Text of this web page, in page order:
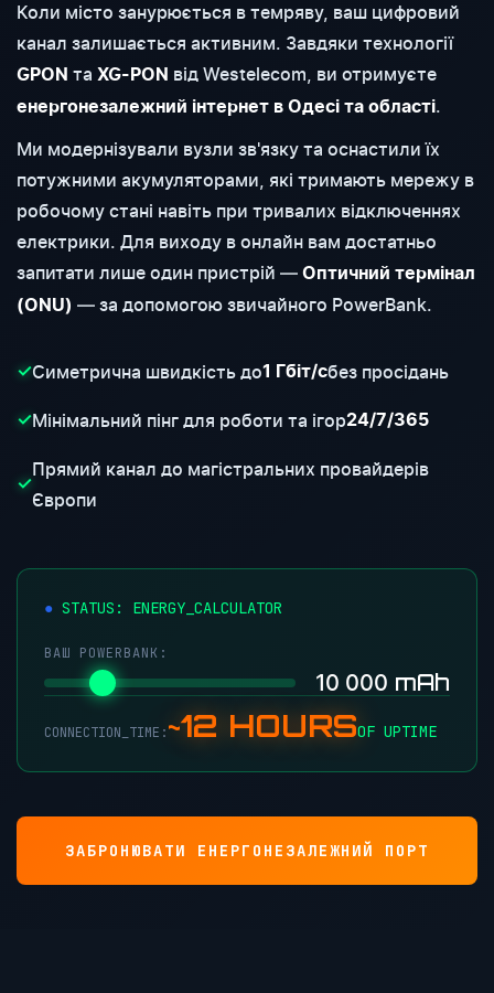
Коли місто занурюється в темряву, ваш цифровий
канал залишається активним. Завдяки технології
GPON та XG-PON від Westelecom, ви отримуєте
енергонезалежний інтернет в Одесі та області.
Ми модернізували вузли зв'язку та оснастили їх
потужними акумуляторами, які тримають мережу в
робочому стані навіть при тривалих відключеннях
електрики. Для виходу в онлайн вам достатньо
запитати лише один пристрій — Оптичний термінал
(ONU) — за допомогою звичайного PowerBank.
✓Симетрична швидкість до1 Гбіт/сбез просідань
✓Мінімальний пінг для роботи та ігор24/7/365
✓
Прямий канал до магістральних провайдерів
Європи
● STATUS: ENERGY_CALCULATOR
ВАШ POWERBANK:
10 000 mAh
CONNECTION_TIME:~12 HOURSOF UPTIME
ЗАБРОНЮВАТИ ЕНЕРГОНЕЗАЛЕЖНИЙ ПОРТ